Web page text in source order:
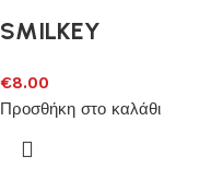
SMILKEY
€8.00
Προσθήκη στο καλάθι